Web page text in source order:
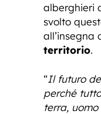
alberghieri
svolto
all’insegna
territorio.
“Il futuro
perché
terra,